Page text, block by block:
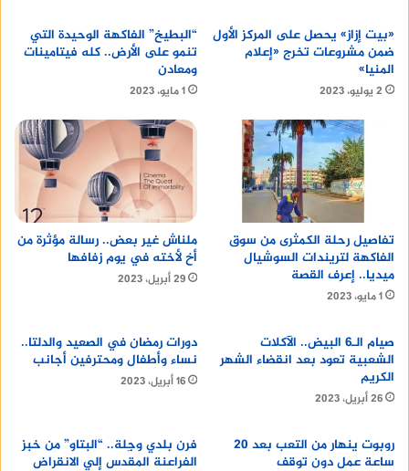
«بيت إزاز» يحصل على المركز الأول
ضمن مشروعات تخرج «إعلام
المنيا»
2 يوليو، 2023
“البطيخ” الفاكهة الوحيدة التي
تنمو على الأرض.. كله فيتامينات
ومعادن
1 مايو، 2023
تفاصيل رحلة الكمثرى من سوق
الفاكهة لتريندات السوشيال
ميديا.. إعرف القصة
1 مايو، 2023
ملناش غير بعض.. رسالة مؤثرة من
أخ لأخته في يوم زفافها
29 أبريل، 2023
صيام الـ6 البيض.. الآكلات
الشعبية تعود بعد انقضاء الشهر
الكريم
26 أبريل، 2023
دورات رمضان في الصعيد والدلتا..
نساء وأطفال ومحترفين أجانب
16 أبريل، 2023
روبوت ينهار من التعب بعد 20
ساعة عمل دون توقف
فرن بلدي وجِلة.. “البتاو” من خبز
الفراعنة المقدس إلي الانقراض